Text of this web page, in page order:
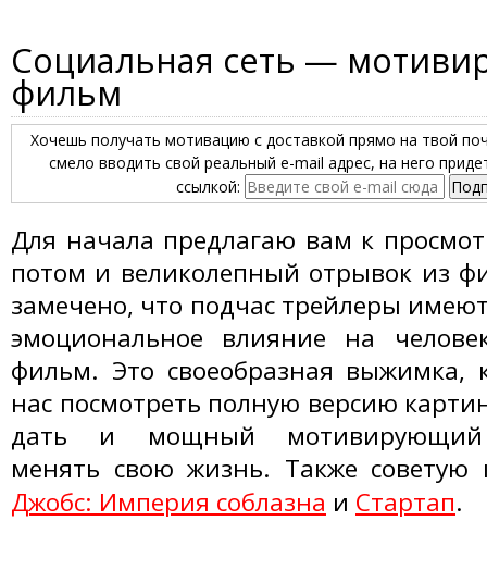
Социальная сеть —
фильм
Хочешь получать мотивацию с доставкой прямо на твой
смело вводить свой реальный e-mail адрес, на него
ссылкой:
Для начала предлагаю вам к
потом и великолепный отрывок из
замечено, что подчас трейлеры
эмоциональное влияние на
фильм. Это своеобразная выжимка,
нас посмотреть полную версию
дать и мощный мотивирующий
менять свою жизнь. Также
Джобс: Империя соблазна и Стартап.